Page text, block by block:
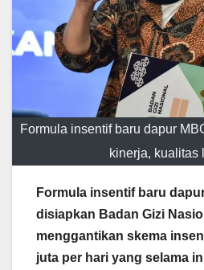
Formula insentif baru dapur
kinerja, kualitas
Formula insentif baru
disiapkan Badan Gizi
menggantikan skema
juta per hari yang selama